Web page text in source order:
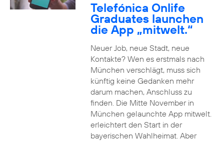
Telefónica Onlife
Graduates launchen
die App „mitwelt.“
Neuer Job, neue Stadt, neue
Kontakte? Wen es erstmals nach
München verschlägt, muss sich
künftig keine Gedanken mehr
darum machen, Anschluss zu
finden. Die Mitte November in
München gelaunchte App mitwelt.
erleichtert den Start in der
bayerischen Wahlheimat. Aber